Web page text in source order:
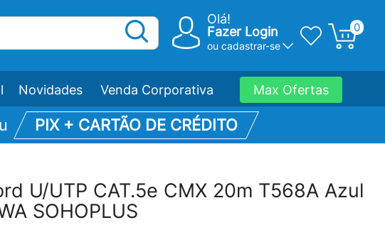
Olá!
Fazer Login
ou cadastrar-se
0
Novidades Venda Corporativa Max Ofertas
PIX + CARTÃO DE CRÉDITO
U/UTP CAT.5e CMX 20m T568A Azul
SOHOPLUS